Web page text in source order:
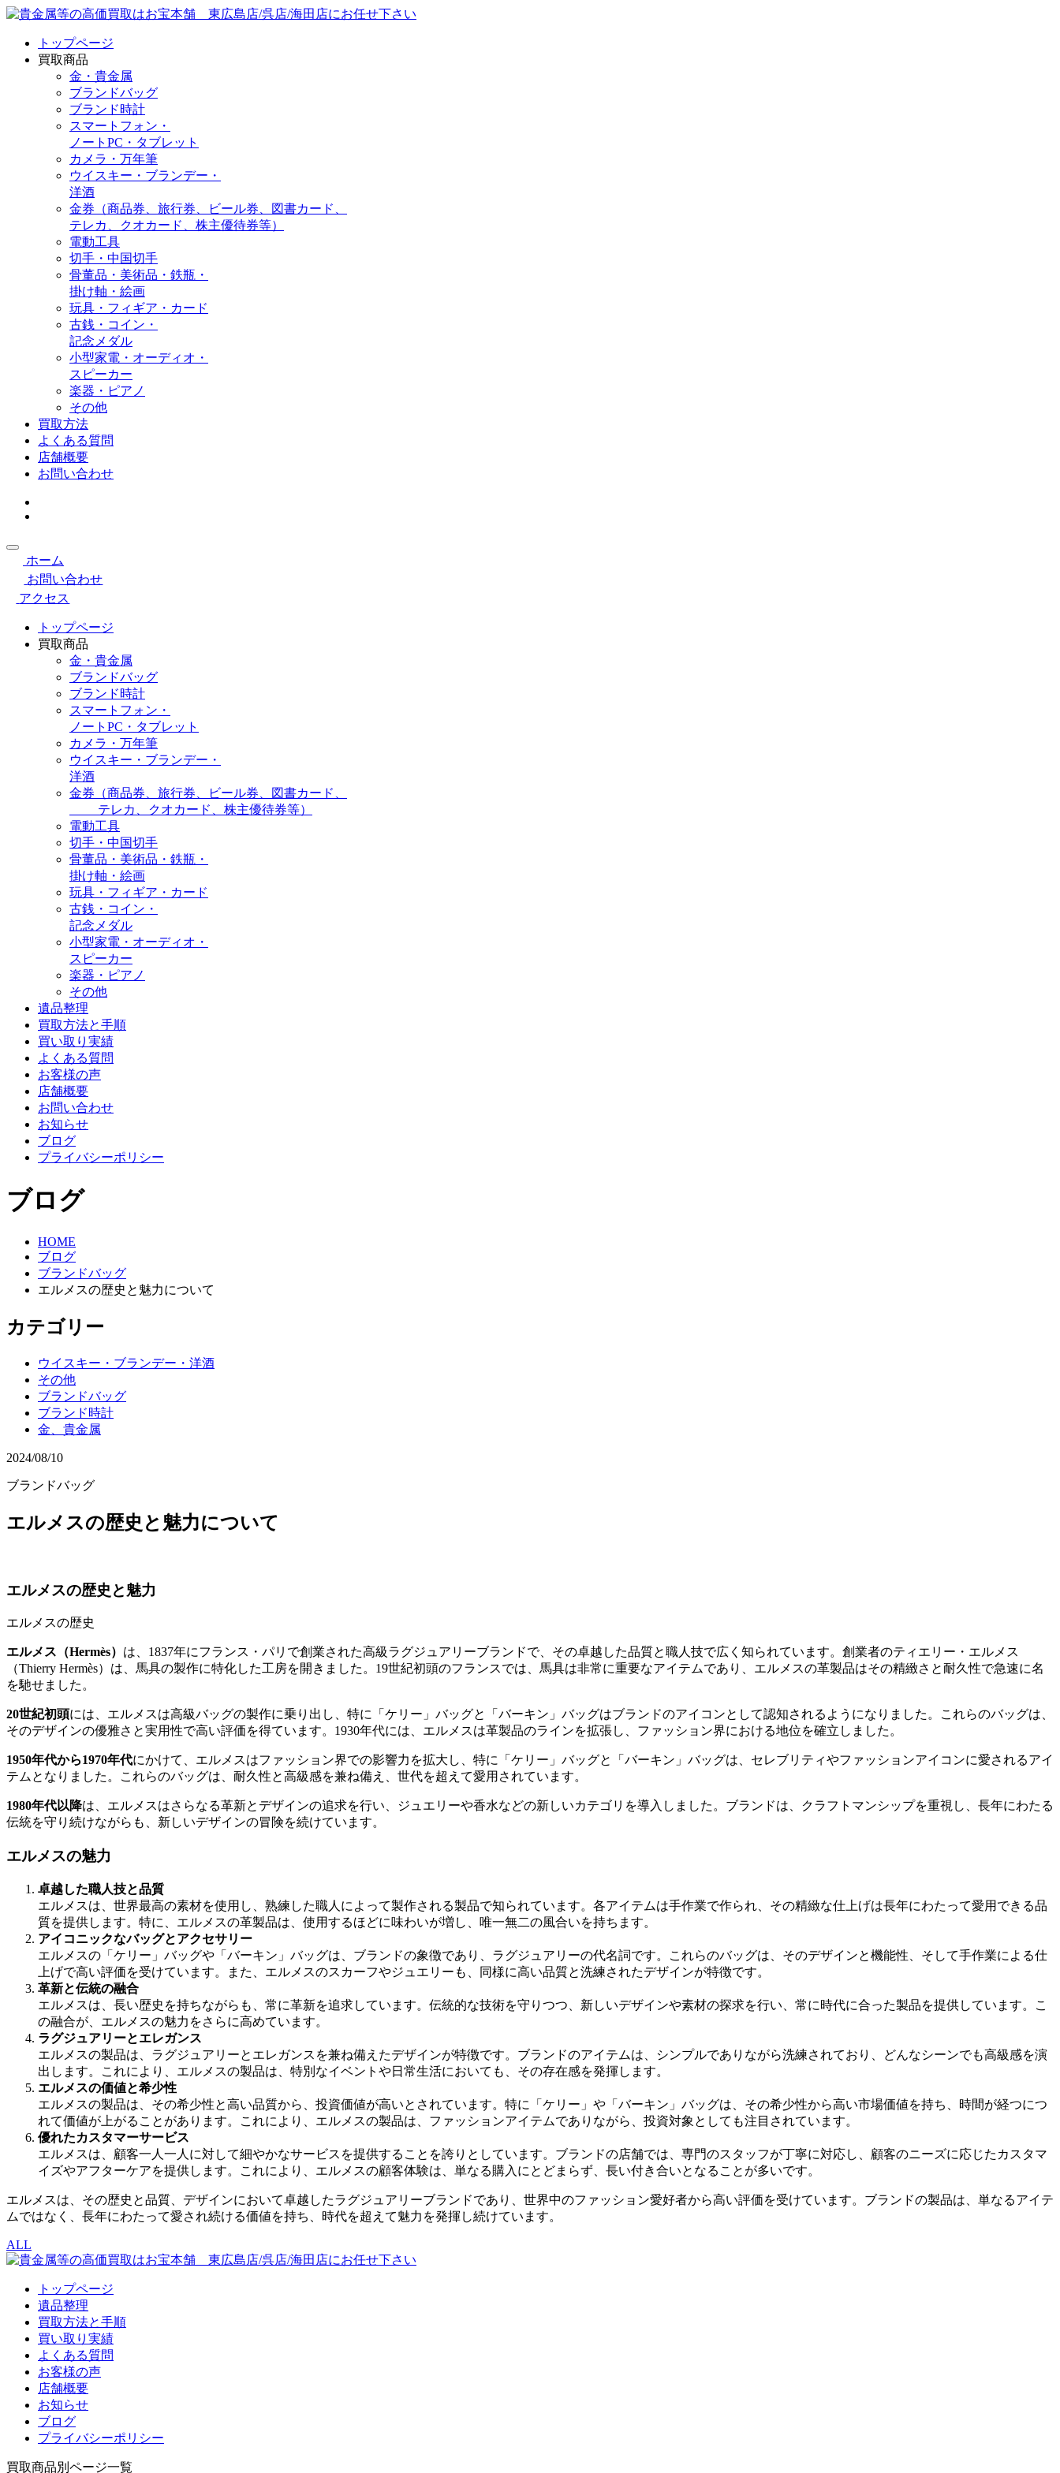
トップページ
買取商品
金・貴金属
ブランドバッグ
ブランド時計
スマートフォン・
ノートPC・タブレット
カメラ・万年筆
ウイスキー・ブランデー・
洋酒
金券（商品券、旅行券、ビール券、図書カード、
テレカ、クオカード、株主優待券等）
電動工具
切手・中国切手
骨董品・美術品・鉄瓶・
掛け軸・絵画
玩具・フィギア・カード
古銭・コイン・
記念メダル
小型家電・オーディオ・
スピーカー
楽器・ピアノ
その他
買取方法
よくある質問
店舗概要
お問い合わせ
ホーム
お問い合わせ
アクセス
トップページ
買取商品
金・貴金属
ブランドバッグ
ブランド時計
スマートフォン・
ノートPC・タブレット
カメラ・万年筆
ウイスキー・ブランデー・
洋酒
金券（商品券、旅行券、ビール券、図書カード、
テレカ、クオカード、株主優待券等）
電動工具
切手・中国切手
骨董品・美術品・鉄瓶・
掛け軸・絵画
玩具・フィギア・カード
古銭・コイン・
記念メダル
小型家電・オーディオ・
スピーカー
楽器・ピアノ
その他
遺品整理
買取方法と手順
買い取り実績
よくある質問
お客様の声
店舗概要
お問い合わせ
お知らせ
ブログ
プライバシーポリシー
ブログ
HOME
ブログ
ブランドバッグ
エルメスの歴史と魅力について
カテゴリー
ウイスキー・ブランデー・洋酒
その他
ブランドバッグ
ブランド時計
金、貴金属
2024/08/10
ブランドバッグ
エルメスの歴史と魅力について
エルメスの歴史と魅力
エルメスの歴史
エルメス（Hermès） は、1837年にフランス・パリで創業された高級ラグジュアリーブランドで、その卓越した品質と職人技で広く知られています。創業者のティエリー・エルメス
（Thierry Hermès）は、馬具の製作に特化した工房を開きました。19世紀初頭のフランスでは、馬具は非常に重要なアイテムであり、エルメスの革製品はその精緻さと耐久性で急速に名
を馳せました。
20世紀初頭には、エルメスは高級バッグの製作に乗り出し、特に「ケリー」バッグと「バーキン」バッグはブランドのアイコンとして認知されるようになりました。これらのバッグは、
そのデザインの優雅さと実用性で高い評価を得ています。1930年代には、エルメスは革製品のラインを拡張し、ファッション界における地位を確立しました。
1950年代から1970年代にかけて、エルメスはファッション界での影響力を拡大し、特に「ケリー」バッグと「バーキン」バッグは、セレブリティやファッションアイコンに愛されるアイ
テムとなりました。これらのバッグは、耐久性と高級感を兼ね備え、世代を超えて愛用されています。
1980年代以降は、エルメスはさらなる革新とデザインの追求を行い、ジュエリーや香水などの新しいカテゴリを導入しました。ブランドは、クラフトマンシップを重視し、長年にわたる
伝統を守り続けながらも、新しいデザインの冒険を続けています。
エルメスの魅力
卓越した職人技と品質
エルメスは、世界最高の素材を使用し、熟練した職人によって製作される製品で知られています。各アイテムは手作業で作られ、その精緻な仕上げは長年にわたって愛用できる品
質を提供します。特に、エルメスの革製品は、使用するほどに味わいが増し、唯一無二の風合いを持ちます。
アイコニックなバッグとアクセサリー
エルメスの「ケリー」バッグや「バーキン」バッグは、ブランドの象徴であり、ラグジュアリーの代名詞です。これらのバッグは、そのデザインと機能性、そして手作業による仕
上げで高い評価を受けています。また、エルメスのスカーフやジュエリーも、同様に高い品質と洗練されたデザインが特徴です。
革新と伝統の融合
エルメスは、長い歴史を持ちながらも、常に革新を追求しています。伝統的な技術を守りつつ、新しいデザインや素材の探求を行い、常に時代に合った製品を提供しています。こ
の融合が、エルメスの魅力をさらに高めています。
ラグジュアリーとエレガンス
エルメスの製品は、ラグジュアリーとエレガンスを兼ね備えたデザインが特徴です。ブランドのアイテムは、シンプルでありながら洗練されており、どんなシーンでも高級感を演
出します。これにより、エルメスの製品は、特別なイベントや日常生活においても、その存在感を発揮します。
エルメスの価値と希少性
エルメスの製品は、その希少性と高い品質から、投資価値が高いとされています。特に「ケリー」や「バーキン」バッグは、その希少性から高い市場価値を持ち、時間が経つにつ
れて価値が上がることがあります。これにより、エルメスの製品は、ファッションアイテムでありながら、投資対象としても注目されています。
優れたカスタマーサービス
エルメスは、顧客一人一人に対して細やかなサービスを提供することを誇りとしています。ブランドの店舗では、専門のスタッフが丁寧に対応し、顧客のニーズに応じたカスタマ
イズやアフターケアを提供します。これにより、エルメスの顧客体験は、単なる購入にとどまらず、長い付き合いとなることが多いです。
エルメスは、その歴史と品質、デザインにおいて卓越したラグジュアリーブランドであり、世界中のファッション愛好者から高い評価を受けています。ブランドの製品は、単なるアイテ
ムではなく、長年にわたって愛され続ける価値を持ち、時代を超えて魅力を発揮し続けています。
ALL
トップページ
遺品整理
買取方法と手順
買い取り実績
よくある質問
お客様の声
店舗概要
お知らせ
ブログ
プライバシーポリシー
買取商品別ページ一覧